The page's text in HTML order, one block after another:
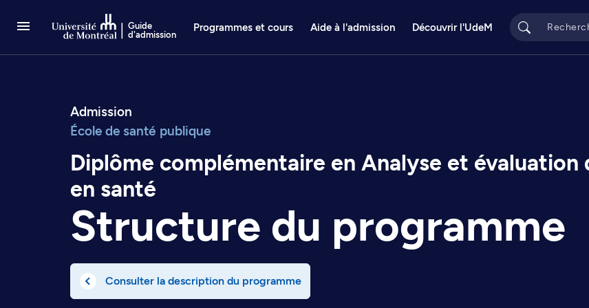
Guide
d'admission
Programmes et cours Aide à l'admission Découvrir l'UdeM
Admission
École de santé publique
Diplôme complémentaire en Analyse et
en santé
Structure du programme
Consulter la description du programme